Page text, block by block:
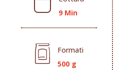
9 Min
Formati
500 g